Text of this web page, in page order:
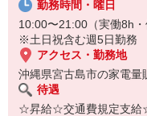
気になった方はお気軽に
勤務時間・曜日
10:00〜21:00（実働8h・
※土日祝含む週5日勤務
アクセス・勤務地
沖縄県宮古島市の家電量
待遇
☆昇給☆交通費規定支